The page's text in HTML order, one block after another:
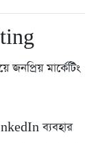
মার্কেটিং
ব্যবহার